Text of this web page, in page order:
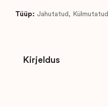
Tüüp: Jahutatud, Külmutatud
Kirjeldus